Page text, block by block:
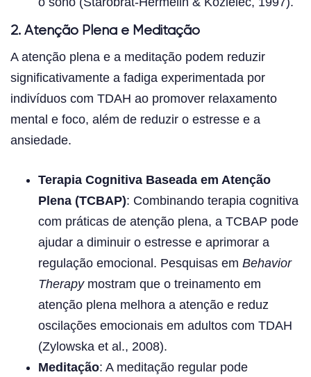
2. Atenção Plena e Meditação
A atenção plena e a meditação podem reduzir
significativamente a fadiga experimentada por
indivíduos com TDAH ao promover relaxamento
mental e foco, além de reduzir o estresse e a
ansiedade.
Terapia Cognitiva Baseada em Atenção
Plena (TCBAP): Combinando terapia cognitiva
com práticas de atenção plena, a TCBAP pode
ajudar a diminuir o estresse e aprimorar a
regulação emocional. Pesquisas em Behavior
Therapymostram que o treinamento em
atenção plena melhora a atenção e reduz
oscilações emocionais em adultos com TDAH
(Zylowska et al., 2008).
Meditação: A meditação regular pode